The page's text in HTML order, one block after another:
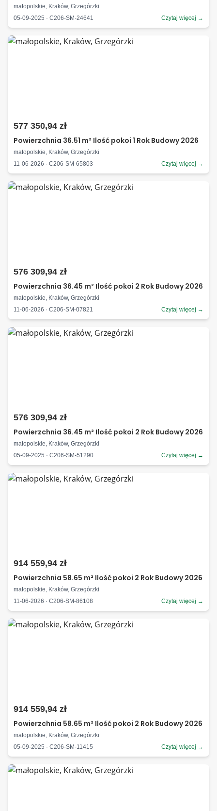
małopolskie, Kraków, Grzegórzki
05-09-2025 · C206-SM-24641
Czytaj więcej →
577 350,94 zł
Powierzchnia 36.51 m² Ilość pokoi 1 Rok Budowy 2026
małopolskie, Kraków, Grzegórzki
11-06-2026 · C206-SM-65803
Czytaj więcej →
576 309,94 zł
Powierzchnia 36.45 m² Ilość pokoi 2 Rok Budowy 2026
małopolskie, Kraków, Grzegórzki
11-06-2026 · C206-SM-07821
Czytaj więcej →
576 309,94 zł
Powierzchnia 36.45 m² Ilość pokoi 2 Rok Budowy 2026
małopolskie, Kraków, Grzegórzki
05-09-2025 · C206-SM-51290
Czytaj więcej →
914 559,94 zł
Powierzchnia 58.65 m² Ilość pokoi 2 Rok Budowy 2026
małopolskie, Kraków, Grzegórzki
11-06-2026 · C206-SM-86108
Czytaj więcej →
914 559,94 zł
Powierzchnia 58.65 m² Ilość pokoi 2 Rok Budowy 2026
małopolskie, Kraków, Grzegórzki
05-09-2025 · C206-SM-11415
Czytaj więcej →